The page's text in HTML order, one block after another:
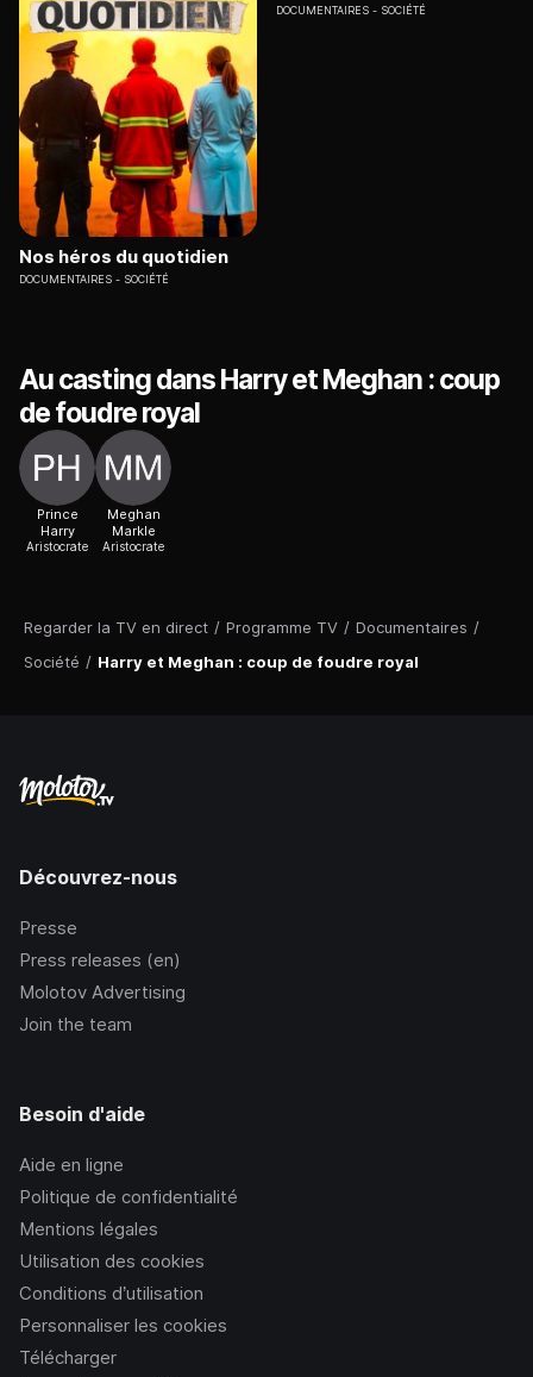
Regarder la TV en direct / Programme TV / Documentaires /
Société / Harry et Meghan : coup de foudre royal
Nos héros du quotidien
DOCUMENTAIRES SOCIÉTÉ
DOCUMENTAIRES SOCIÉTÉ
Au casting dans Harry et Meghan : coup
de foudre royal
Prince
Harry
Aristocrate
Meghan
Markle
Aristocrate
Découvrez-nous
Presse
Press releases (en)
Molotov Advertising
Join the team
Besoin d'aide
Aide en ligne
Politique de confidentialité
Mentions légales
Utilisation des cookies
Conditions d’utilisation
Personnaliser les cookies
Télécharger